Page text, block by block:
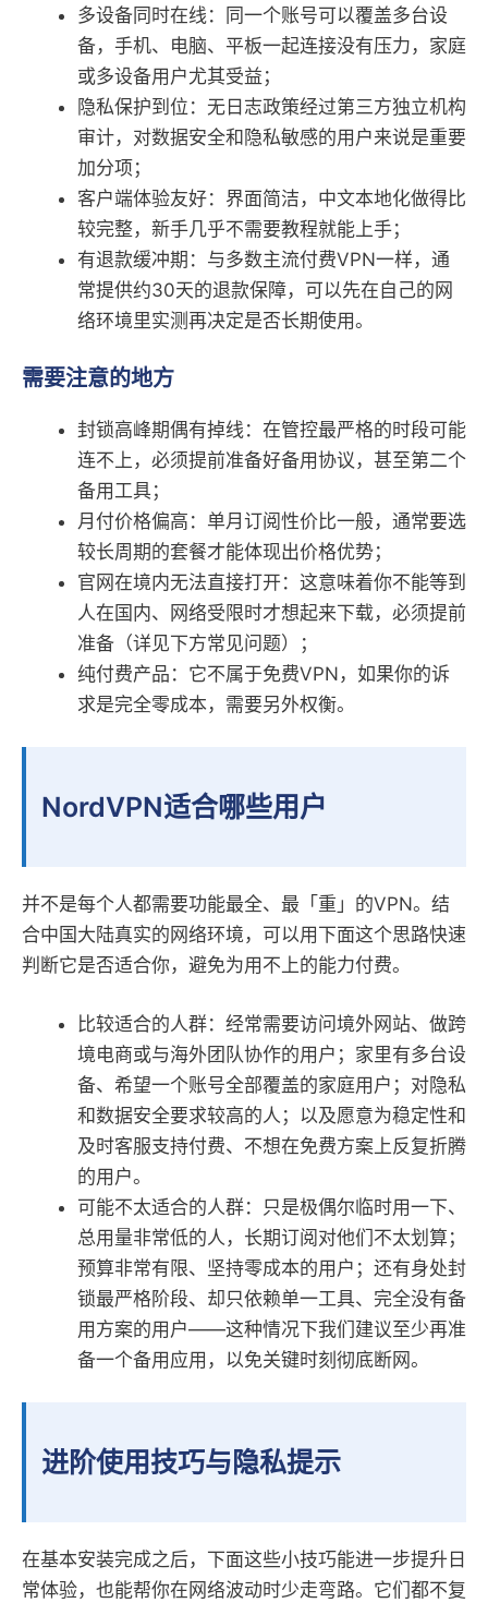
多设备同时在线：同一个账号可以覆盖多台设
备，手机、电脑、平板一起连接没有压力，家庭
或多设备用户尤其受益；
隐私保护到位：无日志政策经过第三方独立机构
审计，对数据安全和隐私敏感的用户来说是重要
加分项；
客户端体验友好：界面简洁，中文本地化做得比
较完整，新手几乎不需要教程就能上手；
有退款缓冲期：与多数主流付费VPN一样，通
常提供约30天的退款保障，可以先在自己的网
络环境里实测再决定是否长期使用。
需要注意的地方
封锁高峰期偶有掉线：在管控最严格的时段可能
连不上，必须提前准备好备用协议，甚至第二个
备用工具；
月付价格偏高：单月订阅性价比一般，通常要选
较长周期的套餐才能体现出价格优势；
官网在境内无法直接打开：这意味着你不能等到
人在国内、网络受限时才想起来下载，必须提前
准备（详见下方常见问题）；
纯付费产品：它不属于免费VPN，如果你的诉
求是完全零成本，需要另外权衡。
NordVPN适合哪些用户
并不是每个人都需要功能最全、最「重」的VPN。结
合中国大陆真实的网络环境，可以用下面这个思路快速
判断它是否适合你，避免为用不上的能力付费。
比较适合的人群：经常需要访问境外网站、做跨
境电商或与海外团队协作的用户；家里有多台设
备、希望一个账号全部覆盖的家庭用户；对隐私
和数据安全要求较高的人；以及愿意为稳定性和
及时客服支持付费、不想在免费方案上反复折腾
的用户。
可能不太适合的人群：只是极偶尔临时用一下、
总用量非常低的人，长期订阅对他们不太划算；
预算非常有限、坚持零成本的用户；还有身处封
锁最严格阶段、却只依赖单一工具、完全没有备
用方案的用户——这种情况下我们建议至少再准
备一个备用应用，以免关键时刻彻底断网。
进阶使用技巧与隐私提示
在基本安装完成之后，下面这些小技巧能进一步提升日
常体验，也能帮你在网络波动时少走弯路。它们都不复